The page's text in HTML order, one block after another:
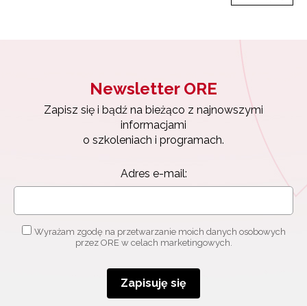
Newsletter ORE
Zapisz się i bądź na bieżąco z najnowszymi
informacjami
o szkoleniach i programach.
Adres e-mail:
Wyrażam zgodę na przetwarzanie moich danych osobowych
przez ORE w celach marketingowych.
Zapisuję się
Newsletter ORE
Zapisz się i bądź na bieżąco z najnowszymi
Wyrażam zgodę na przetwarzanie moich danych
osobowych przez ORE w celach marketingowych.